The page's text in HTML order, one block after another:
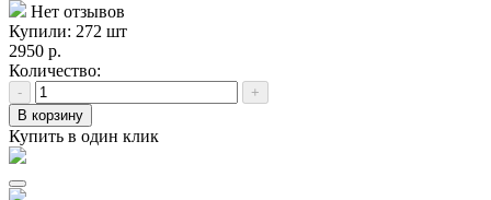
Нет отзывов
Купили: 272 шт
2950 р.
Количество:
-
+
В корзину
Купить в один клик